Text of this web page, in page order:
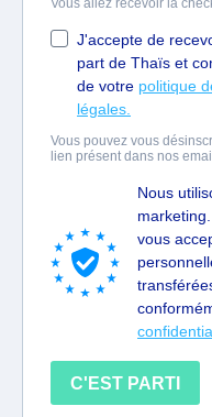
Vous allez recevoir la
J'accepte de
part de Thaïs et
de votre politique
légales.
Vous pouvez vous
lien présent dans nos
Nous
vous
C'EST PARTI